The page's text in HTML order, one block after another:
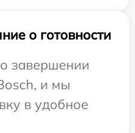
о готовности
завершении
и мы
в удобное